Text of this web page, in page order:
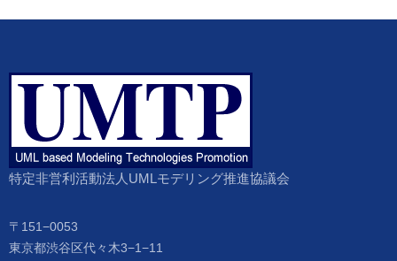
特定非営利活動法人UMLモデリング推進協議会
〒151−0053
東京都渋谷区代々木3−1−11